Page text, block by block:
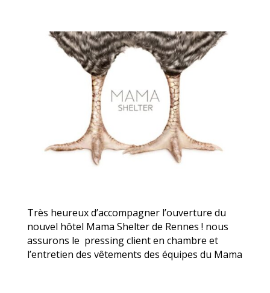
Très heureux d’accompagner l’ouverture du
nouvel hôtel Mama Shelter de Rennes ! nous
assurons le pressing client en chambre et
l’entretien des vêtements des équipes du Mama